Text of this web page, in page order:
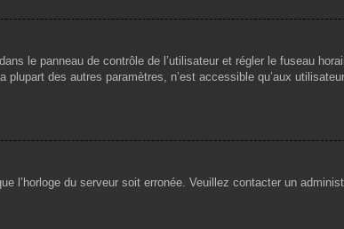
le panneau de contrôle de l’utilisateur et régler le fuseau
des autres paramètres, n’est accessible qu’aux
l’horloge du serveur soit erronée. Veuillez contacter un